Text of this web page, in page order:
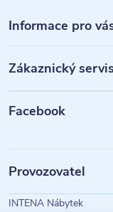
á
p
a
Informace pro
Zákaznický servis
Facebook
Provozovatel
INTENA Nábytek